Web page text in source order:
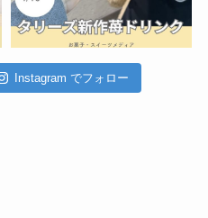
Instagram でフォロー